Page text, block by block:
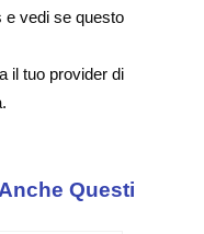
e vedi se questo
il tuo provider di
Questi